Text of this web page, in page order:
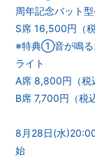
周年記念バット
S席 16,500円（税
※特典①音が鳴る
ライト
A席 8,800円（税
B席 7,700円（税
8月28日(水
始